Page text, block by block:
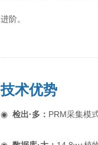
进阶。
技术优势
◉检出·多： PRM采集模